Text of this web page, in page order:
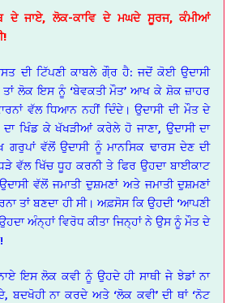
ਦੇ ਜਾਏ, ਲੋਕ-ਕਾਵਿ ਦੇ ਮਘਦੇ ਸੂਰਜ, ਕੰਮੀਆਂ
ਦੀ ਟਿੱਪਣੀ ਕਾਬਲੇ ਗੌ਼ਰ ਹੈ: ਜਦੋਂ ਕੋਈ ਉਦਾਸੀ
ਤਾਂ ਲੋਕ ਇਸ ਨੂੰ ‘ਬੇਵਕਤੀ ਮੌਤ’ ਆਖ ਕੇ ਸ਼ੋਕ ਜ਼ਾਹਰ
ਵੱਲ ਧਿਆਨ ਨਹੀਂ ਦਿੰਦੇ। ਉਦਾਸੀ ਦੀ ਮੌਤ ਦੇ
ਖਿੰਡ ਕੇ ਖੱਖੜੀਆਂ ਕਰੇਲੇ ਹੋ ਜਾਣਾ, ਉਦਾਸੀ ਦਾ
ਗਰੁਪਾਂ ਵੱਲੋਂ ਉਦਾਸੀ ਨੂੰ ਮਾਨਸਿਕ ਢਾਰਸ ਦੇਣ ਦੀ
ਵੱਲ ਖਿੱਚ ਧੂਹ ਕਰਨੀ ਤੇ ਫਿਰ ਉਹਦਾ ਬਾਈਕਾਟ
ਵੱਲੋਂ ਜਮਾਤੀ ਦੁਸ਼ਮਣਾਂ ਅਤੇ ਜਮਾਤੀ ਦੁਸ਼ਮਣਾਂ
ਤਾਂ ਬਣਦਾ ਹੀ ਸੀ। ਅਫ਼ਸੋਸ ਕਿ ਉਹਦੀ ‘ਆਪਣੀ
ਅੰਨ੍ਹਾਂ ਵਿਰੋਧ ਕੀਤਾ ਜਿਨ੍ਹਾਂ ਨੇ ਉਸ ਨੂੰ ਮੌਤ ਦੇ
ਇਸ ਲੋਕ ਕਵੀ ਨੂੰ ਉਹਦੇ ਹੀ ਸਾਥੀ ਜੇ ਝੇਡਾਂ ਨਾ
ਬਦਖੋਹੀ ਨਾ ਕਰਦੇ ਅਤੇ ‘ਲੋਕ ਕਵੀ’ ਦੀ ਥਾਂ ‘ਨੋਟ